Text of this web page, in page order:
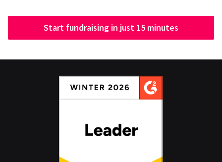
Start fundraising in just 15 minutes